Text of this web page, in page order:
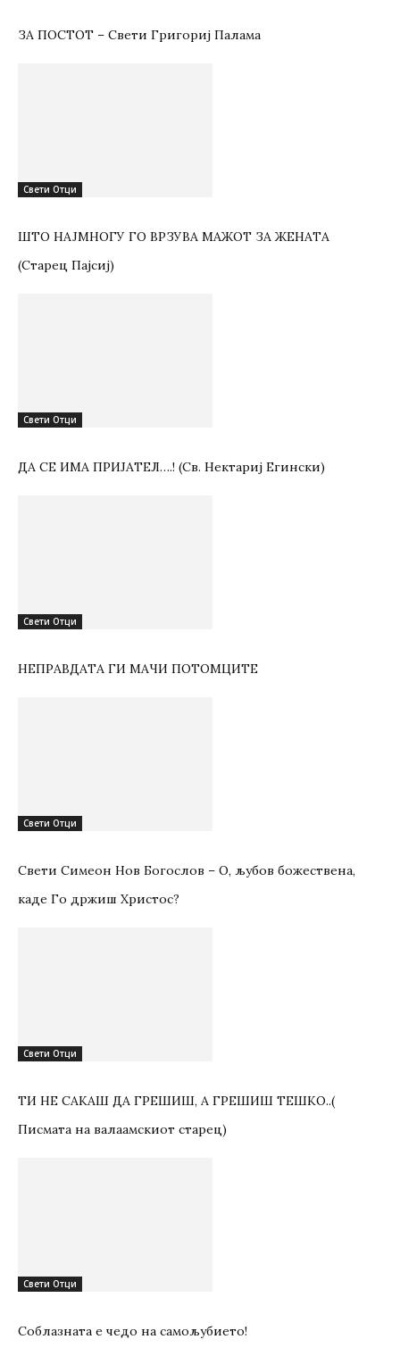
ЗА ПОСТОТ – Свети Григориј Палама
Свети Отци
ШТО НАЈМНОГУ ГО ВРЗУВА МАЖОТ ЗА ЖЕНАТА
(Старец Пајсиј)
Свети Отци
ДА СЕ ИМА ПРИЈАТЕЛ….! (Св. Нектариј Егински)
Свети Отци
НЕПРАВДАТА ГИ МАЧИ ПОТОМЦИТЕ
Свети Отци
Свети Симеон Нов Богослов – О, љубов божествена,
каде Го држиш Христос?
Свети Отци
ТИ НЕ САКАШ ДА ГРЕШИШ, А ГРЕШИШ ТЕШКО..(
Писмата на валаамскиот старец)
Свети Отци
Соблазната е чедо на самољубието!